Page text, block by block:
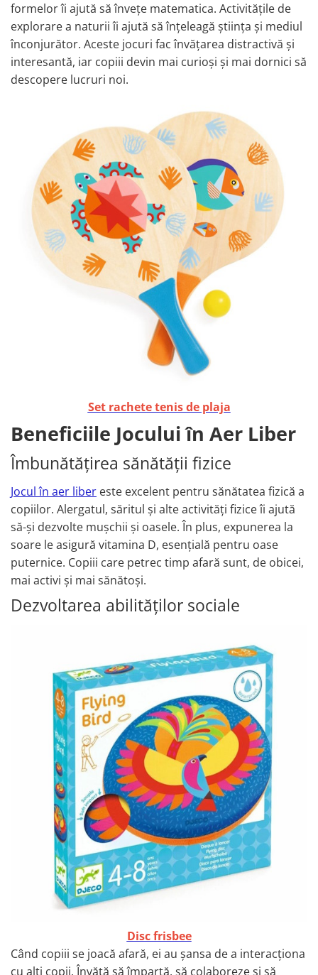
formelor îi ajută să învețe matematica. Activitățile de
explorare a naturii îi ajută să înțeleagă știința și mediul
înconjurător. Aceste jocuri fac învățarea distractivă și
interesantă, iar copiii devin mai curioși și mai dornici să
descopere lucruri noi.
Set rachete tenis de plaja
Beneficiile Jocului în Aer Liber
Îmbunătățirea sănătății fizice
Jocul în aer liber este excelent pentru sănătatea fizică a
copiilor. Alergatul, săritul și alte activități fizice îi ajută
să-și dezvolte mușchii și oasele. În plus, expunerea la
soare le asigură vitamina D, esențială pentru oase
puternice. Copiii care petrec timp afară sunt, de obicei,
mai activi și mai sănătoși.
Dezvoltarea abilităților sociale
Disc frisbee
Când copiii se joacă afară, ei au șansa de a interacționa
cu alți copii. Învăță să împartă, să colaboreze și să